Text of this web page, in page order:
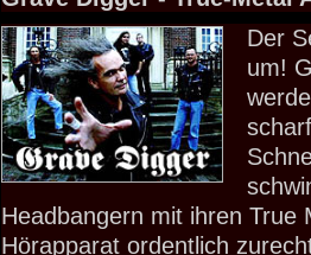
Der
um!
Headbangern mit ihren True
Hörapparat ordentlich